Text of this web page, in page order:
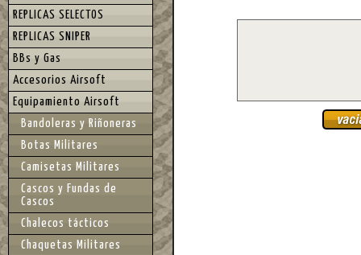
REPLICAS SELECTOS
REPLICAS SNIPER
BBs y Gas
Accesorios Airsoft
Equipamiento Airsoft
Bandoleras y Riñoneras
Botas Militares
Camisetas Militares
Cascos y Fundas de
Cascos
Chalecos tácticos
Chaquetas Militares